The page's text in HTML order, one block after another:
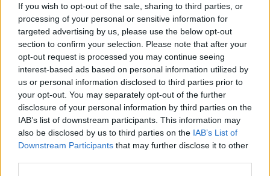
If you wish to opt-out of the sale, sharing to third parties, or
processing of your personal or sensitive information for
targeted advertising by us, please use the below opt-out
section to confirm your selection. Please note that after your
opt-out request is processed you may continue seeing
interest-based ads based on personal information utilized by
us or personal information disclosed to third parties prior to
your opt-out. You may separately opt-out of the further
disclosure of your personal information by third parties on the
IAB’s list of downstream participants. This information may
also be disclosed by us to third parties on the IAB’s List of
Downstream Participants that may further disclose it to other
Χρηματοδότηση 8 εκατ. ευρώ
σε 843 μέσα ενημέρωσης-
Ξεκίνησε το πενταετές
πρόγραμμα ενίσχυσης του
Metlen: Ρεκόρ EBITDA στο α'
εξάμηνο, στα 550 εκατ. ευρώ –
Καθαρά κέρδη 313 εκατ. ευρώ
Η Chery επενδύει 75 εκατ. δολάρια στην KG Mobility
Το FIAT 500 Hybrid τώρα από
Ατρόμητος και Novibet
συνεργασίας τους μέχρι το